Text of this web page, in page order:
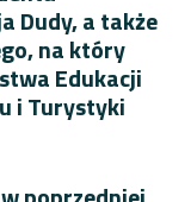
Dudy, a także
na który
Edukacji
i Turystyki